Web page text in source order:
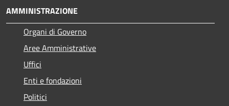
AMMINISTRAZIONE
Organi di Governo
Aree Amministrative
Uffici
Enti e fondazioni
Politici